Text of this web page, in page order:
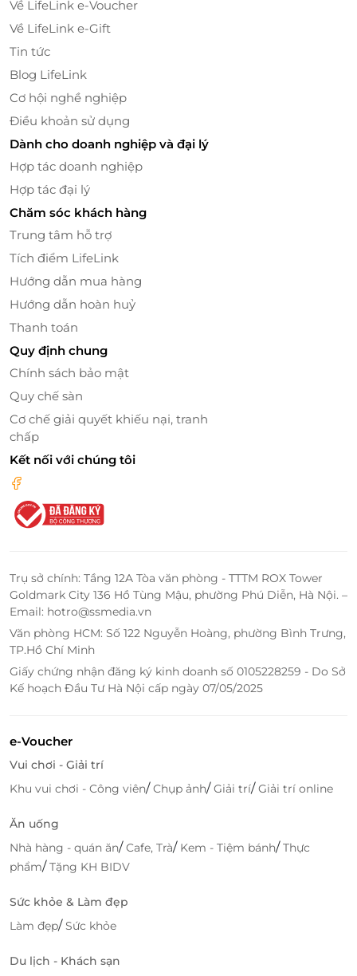
Phòng khách, LifeLink hoàn toàn không chịu
Thời gian thông báo tối thiểu trước 1 ngày sử
dụng dịch vụ
Hotline hỗ trợ tư vấn (9h-20h): 1900 2065
Điều kiện khác:
Áp dụng 01 E-Voucher/E-Coupon cho 01
khách
Một khách hàng được mua nhiều E-
Voucher/E-Coupon
E-Voucher/E-Coupon không có giá trị quy
Không áp dụng đồng thời với chương trình
khuyến mại khác
Mã ưu đãi được xuất ra sẽ không được đổi trả
dưới mọi hình thức.
Giá trên đã bao gồm phí phục vụ và thuế
đẳng cấp như ở nhà hàng 5 sao.
Một số hình ảnh nổi bật
Đồ dùng gỗ được sử dụng chủ yếu trong nội thất
LifeLink - Địa chỉ săn deal phòng
chờ thương gia ưu đãi nhất
hàng đầu Việt Nam chuyên cung cấp các E-Ticket, E-
Gift, E-Voucher của thương hiệu lớn trên toàn
trí,... chất lượng cao và mức giá ưu đãi hấp dẫn nhất.
Hiện nay, trên LifeLink đang có các E-voucher
giảm đến 15%phòng chờ thương gia như: Điện Biên
Business Lounge; Thọ Xuân Business Lounge; Tuy
Chu Lai Business Lounge; Liên Khương Business
Lounge;... Chi tiết vui lòng tham khảo
Truy cập ngay
Về LifeLink e-Voucher
Về LifeLink e-Gift
Tin tức
Blog LifeLink
Cơ hội nghề nghiệp
Điều khoản sử dụng
Dành cho doanh nghiệp và đại lý
Hợp tác doanh nghiệp
Hợp tác đại lý
Chăm sóc khách hàng
Trung tâm hỗ trợ
Tích điểm LifeLink
Hướng dẫn mua hàng
Hướng dẫn hoàn huỷ
Thanh toán
Quy định chung
Chính sách bảo mật
Quy chế sàn
Cơ chế giải quyết khiếu nại, tranh
chấp
Kết nối với chúng tôi
Trụ sở chính: Tầng 12A Tòa văn phòng - TTTM ROX Tower
Goldmark City 136 Hồ Tùng Mậu, phường Phú Diễn, Hà Nội. –
Email: hotro@ssmedia.vn
Văn phòng HCM: Số 122 Nguyễn Hoàng, phường Bình Trưng,
TP.Hồ Chí Minh
Giấy chứng nhận đăng ký kinh doanh số 0105228259 - Do Sở
Kế hoạch Đầu Tư Hà Nội cấp ngày 07/05/2025
e-Voucher
Vui chơi - Giải trí
Khu vui chơi - Công viên/Chụp ảnh/Giải trí/Giải trí online
Ăn uống
Nhà hàng - quán ăn/Cafe, Trà/ Kem - Tiệm bánh/Thực
phẩm/Tặng KH BIDV
Sức khỏe & Làm đẹp
Làm đẹp/Sức khỏe
Du lịch - Khách sạn